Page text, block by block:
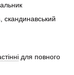
скандинавський
для повного